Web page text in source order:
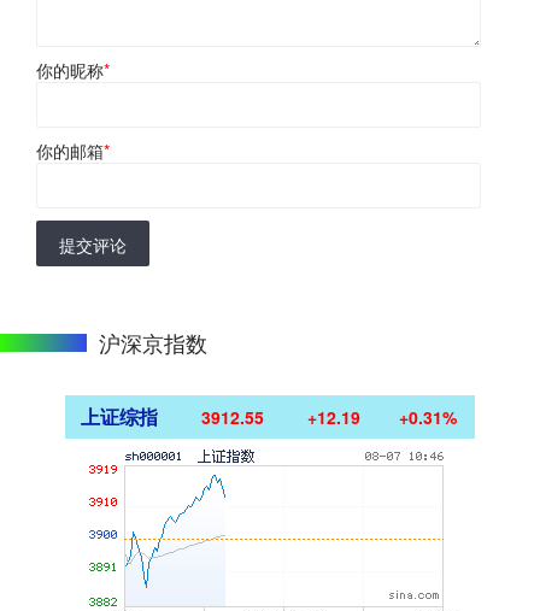
你的昵称*
你的邮箱*
提交评论
沪深京指数
上证综指 3912.55 +12.19 +0.31%